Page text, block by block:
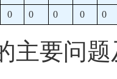
0 0 0 0 0
主要问